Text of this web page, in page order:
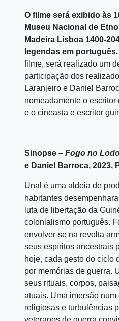
O filme será exibido às
Museu Nacional de
Madeira Lisboa 1400-
legendas em português.
filme, será realizado um
participação dos
Laranjeiro e Daniel
nomeadamente o
e o cineasta e escritor
Sinopse – Fogo no
e Daniel Barroca, 2023,
Unal é uma aldeia de
habitantes
luta de libertação da
colonialismo português.
envolver-se na revolta
seus espíritos ancestrais
hoje, cada gesto do ciclo
por memórias de guerra.
seus rituais, corpos,
atuais. Uma imersão
religiosas e turbulências